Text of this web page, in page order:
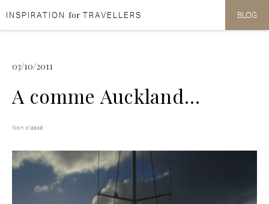
Aller au contenu
Aller au menu
INSPIRATION for TRAVELLERS BLOG
03/10/2011
A comme Auckland…
Non classé